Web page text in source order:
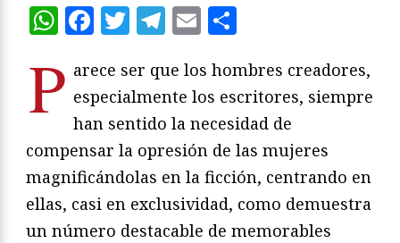
WhatsApp
Facebook
Twitter
Telegram
Email
P arece ser que los hombres creadores,
especialmente los escritores, siempre
han sentido la necesidad de
compensar la opresión de las mujeres
magnificándolas en la ficción, centrando en
ellas, casi en exclusividad, como demuestra
un número destacable de memorables